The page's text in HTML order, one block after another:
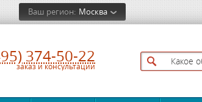
Ваш регион: Москва
374-50-22
заказ и консультации